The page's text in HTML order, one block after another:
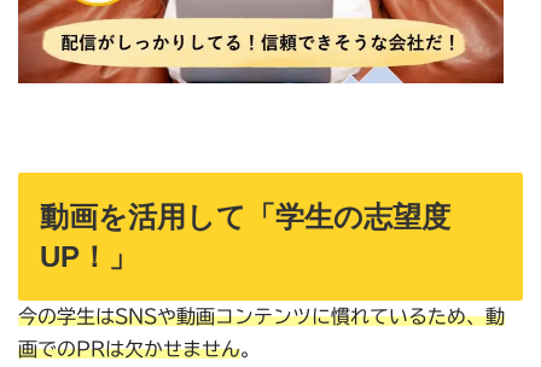
動画を活用して「学生の志望度
UP！」
今の学生はSNSや動画コンテンツに慣れているため、動
画でのPRは欠かせません。